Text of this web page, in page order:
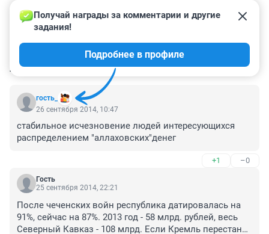
КОММЕНТАРИИ 9
гость_
Получай награды за комментарии и другие
задания!
Подробнее в профиле
26 сентября 2014, 10:47
стабильное исчезновение людей интересующихся
распределением "аллаховских"денег
+1 –0
Гость
25 сентября 2014, 22:21
После чеченских войн республика датировалась на
91%, сейчас на 87%. 2013 год - 58 млрд. рублей, весь
Северный Кавказ - 108 млрд. Если Кремль перестанет